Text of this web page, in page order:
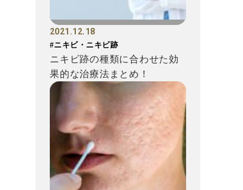
2021.12.18
#ニキビ・ニキビ跡
ニキビ跡の種類に合わせた効
果的な治療法まとめ！